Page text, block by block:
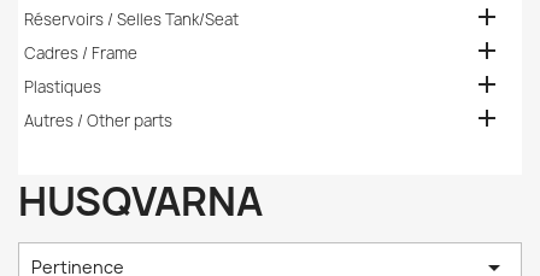
Réservoirs / Selles Tank/Seat 
Cadres / Frame 
Plastiques 
Autres / Other parts 
HUSQVARNA
Pertinence 